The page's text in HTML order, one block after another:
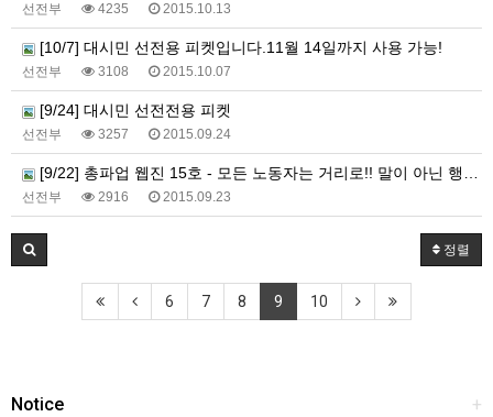
선전부 4235 2015.10.13
[10/7] 대시민 선전용 피켓입니다.11월 14일까지 사용 가능!
선전부 3108 2015.10.07
[9/24] 대시민 선전전용 피켓
선전부 3257 2015.09.24
[9/22] 총파업 웹진 15호 - 모든 노동자는 거리로!! 말이 아닌 행동으로!!
선전부 2916 2015.09.23
정렬
6 7 8 9 10
+
Notice